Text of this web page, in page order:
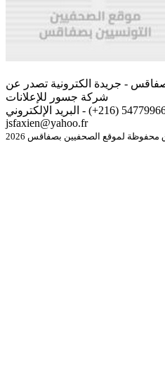
- جريدة الكترونية تصدر عن
شركة جسور للإعلانات
للإتصال أو نشر الردود الهاتف 54779966 (216+) - البريد الإلكتروني
jsfaxien@yahoo.fr
محفوظة لموقع الصحفيين بصفاقس 2026